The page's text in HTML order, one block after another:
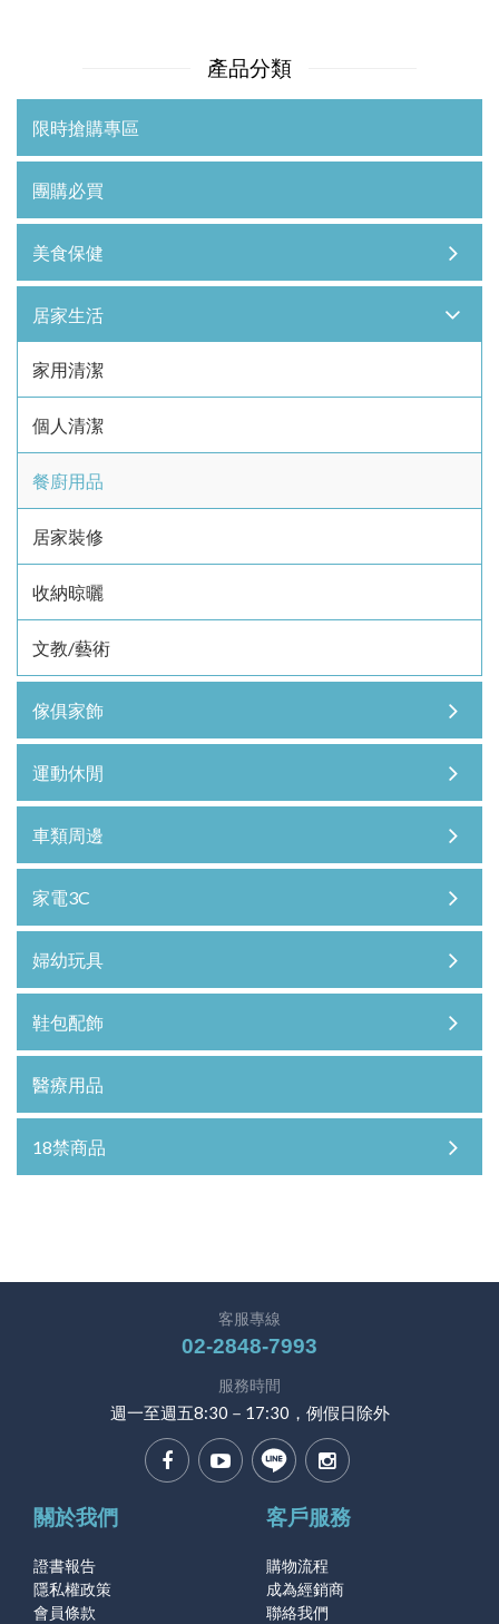
產品分類
限時搶購專區
團購必買
美食保健
居家生活
家用清潔
個人清潔
餐廚用品
居家裝修
收納晾曬
文教/藝術
傢俱家飾
運動休閒
車類周邊
家電3C
婦幼玩具
鞋包配飾
醫療用品
18禁商品
客服專線
02-2848-7993
服務時間
週一至週五8:30－17:30，例假日除外
關於我們
證書報告
隱私權政策
會員條款
客戶服務
購物流程
成為經銷商
聯絡我們